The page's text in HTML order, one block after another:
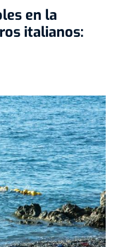
en la
italianos: